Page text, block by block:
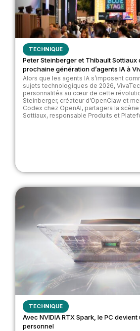
TECHNIQUE
Peter Steinberger et Thibault Sottiaux
prochaine génération d’agents IA à
Alors que les agents IA s’imposent
sujets technologiques de 2026,
personnalités au cœur de cette
Steinberger, créateur d’OpenClaw et
Codex chez OpenAI, partagera la
Sottiaux, responsable Produits et
TECHNIQUE
Avec NVIDIA RTX Spark, le PC devient
personnel